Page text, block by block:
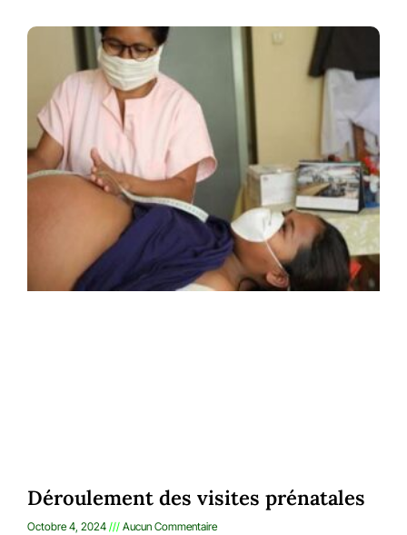
Déroulement des visites prénatales
Octobre 4, 2024 Aucun Commentaire